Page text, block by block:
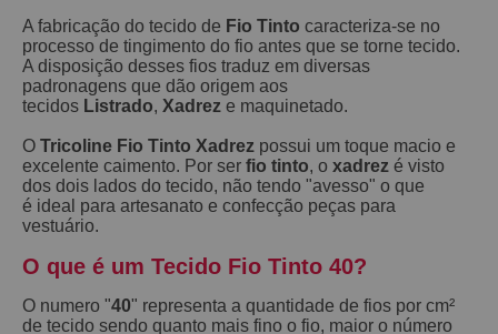
A fabricação do tecido de Fio Tinto caracteriza-se no
processo de tingimento do fio antes que se torne tecido.
A disposição desses fios traduz em diversas
padronagens que dão origem aos
tecidos Listrado, Xadrez e maquinetado.
O Tricoline Fio Tinto Xadrez possui um toque macio e
excelente caimento. Por ser fio tinto, o xadrez é visto
dos dois lados do tecido, não tendo "avesso" o que
é ideal para artesanato e confecção peças para
vestuário.
O que é um Tecido Fio Tinto 40?
O numero "40" representa a quantidade de fios por cm²
de tecido sendo quanto mais fino o fio, maior o número